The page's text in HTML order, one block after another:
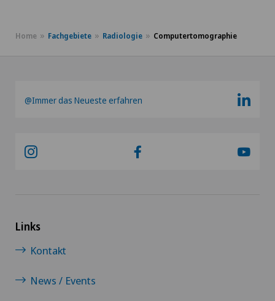
Bandscheibenvorfall Halswirbelsäule –
Brustkrebs
Check-Up für Sportler
Check-up für Unternehmen
Home Fachgebiete Radiologie Computertomographie
@Immer das Neueste erfahren
Links
Kontakt
News / Events